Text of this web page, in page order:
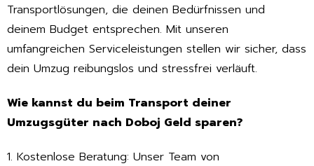
Transportlösungen, die deinen Bedürfnissen und
deinem Budget entsprechen. Mit unseren
umfangreichen Serviceleistungen stellen wir sicher, dass
dein Umzug reibungslos und stressfrei verläuft.
Wie kannst du beim Transport deiner
Umzugsgüter nach Doboj Geld sparen?
1. Kostenlose Beratung: Unser Team von